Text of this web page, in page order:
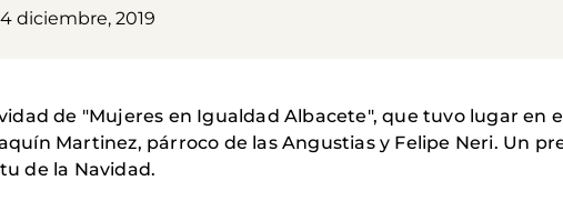
diciembre, 2019
de "Mujeres en Igualdad Albacete", que tuvo lugar en
Martinez, párroco de las Angustias y Felipe Neri. Un
de la Navidad.